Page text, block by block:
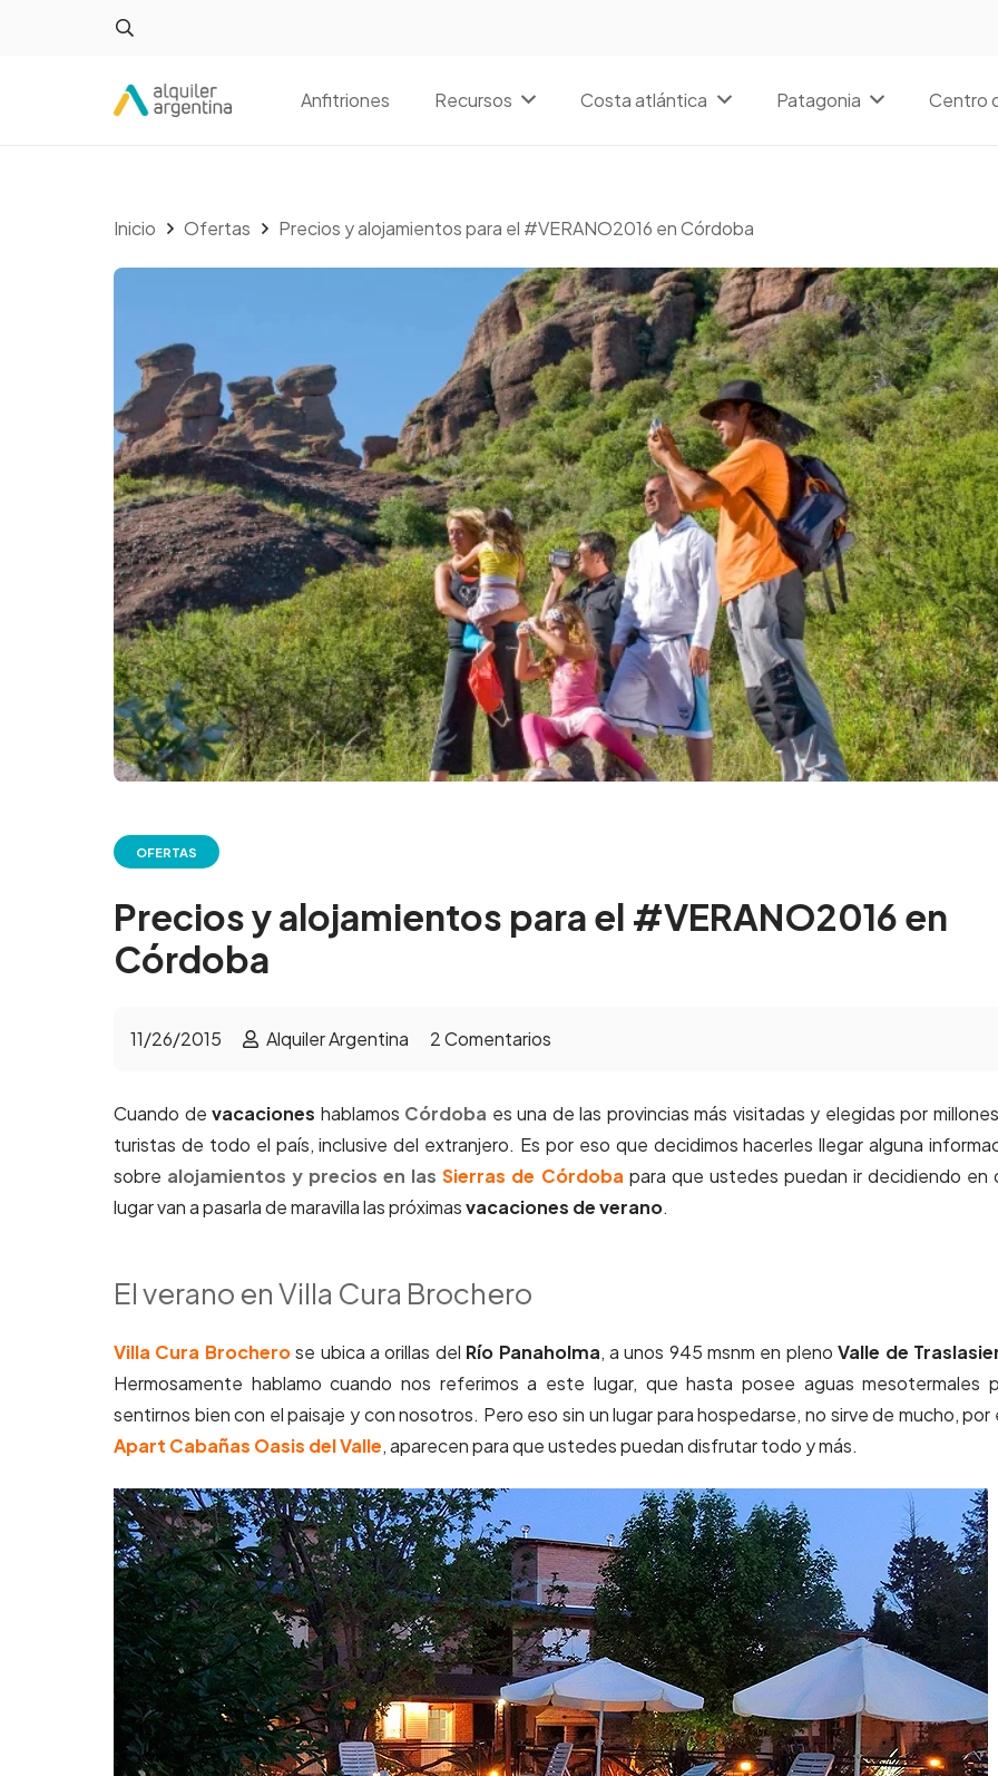
Anfitriones Recursos Costa atlántica Patagonia Centro
Inicio Ofertas Precios y alojamientos para el #VERANO2016 en Córdoba
OFERTAS
Precios y alojamientos para el #VERANO2016 en
Córdoba
11/26/2015 Alquiler Argentina 2Comentarios
Cuando de vacaciones hablamos Córdoba es una de las provincias más visitadas y elegidas por
turistas de todo el país, inclusive del extranjero. Es por eso que decidimos hacerles llegar alguna
sobre alojamientos y precios en lasSierras de Córdoba para que ustedes puedan ir decidiendo en
lugar van a pasarla de maravilla las próximasvacaciones de verano.
El verano en Villa Cura Brochero
Villa Cura Brocherose ubica a orillas del Río Panaholma, a unos 945 msnm en plenoValle de
Hermosamente hablamo cuando nos referimos a este lugar, que hasta posee aguas mesotermales
sentirnos bien con el paisaje y con nosotros. Pero eso sin un lugar para hospedarse, no sirve de mucho, por
Apart Cabañas Oasis del Valle, aparecen para que ustedes puedan disfrutar todo y más.